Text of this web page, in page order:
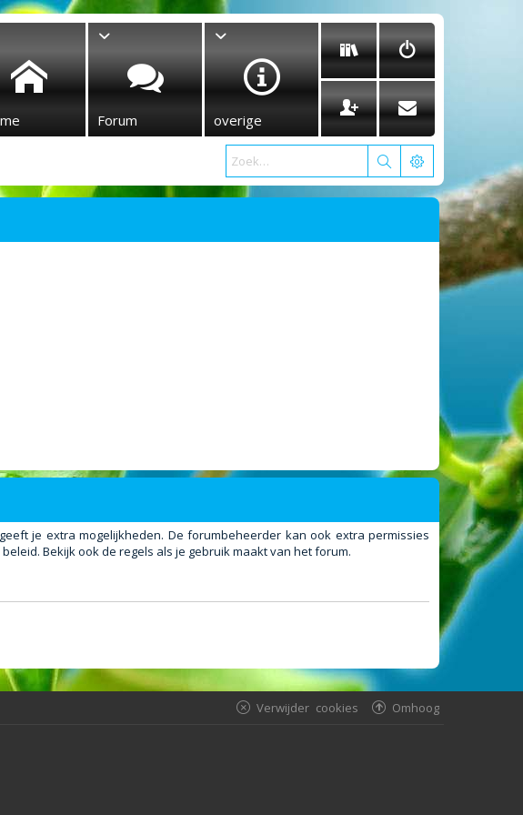
Forum overige
je extra mogelijkheden. De forumbeheerder kan ook extra permissies
Bekijk ook de regels als je gebruik maakt van het forum.
Omhoog
Verwijder cookies